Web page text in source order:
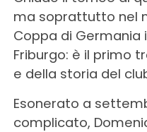
ma soprattutto nel
Coppa di Germania
Friburgo: è il primo
e della storia del
Esonerato a
complicato,